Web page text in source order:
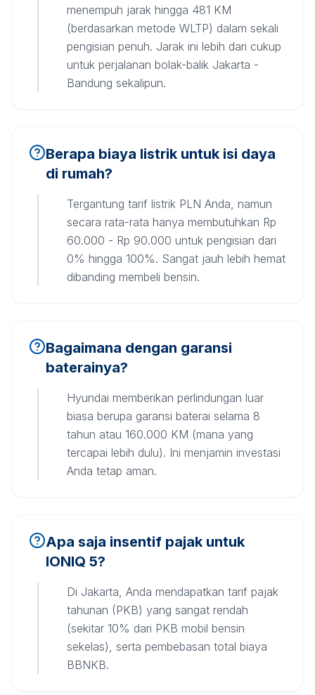
menempuh jarak hingga 481 KM
(berdasarkan metode WLTP) dalam sekali
pengisian penuh. Jarak ini lebih dari cukup
untuk perjalanan bolak-balik Jakarta -
Bandung sekalipun.
Berapa biaya listrik untuk isi daya
di rumah?
Tergantung tarif listrik PLN Anda, namun
secara rata-rata hanya membutuhkan Rp
60.000 - Rp 90.000 untuk pengisian dari
0% hingga 100%. Sangat jauh lebih hemat
dibanding membeli bensin.
Bagaimana dengan garansi
baterainya?
Hyundai memberikan perlindungan luar
biasa berupa garansi baterai selama 8
tahun atau 160.000 KM (mana yang
tercapai lebih dulu). Ini menjamin investasi
Anda tetap aman.
Apa saja insentif pajak untuk
IONIQ 5?
Di Jakarta, Anda mendapatkan tarif pajak
tahunan (PKB) yang sangat rendah
(sekitar 10% dari PKB mobil bensin
sekelas), serta pembebasan total biaya
BBNKB.